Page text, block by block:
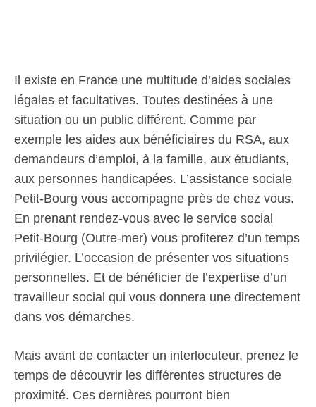
Il existe en France une multitude d’aides sociales
légales et facultatives. Toutes destinées à une
situation ou un public différent. Comme par
exemple les aides aux bénéficiaires du RSA, aux
demandeurs d’emploi, à la famille, aux étudiants,
aux personnes handicapées. L’assistance sociale
Petit-Bourg vous accompagne près de chez vous.
En prenant rendez-vous avec le service social
Petit-Bourg (Outre-mer) vous profiterez d’un temps
privilégier. L’occasion de présenter vos situations
personnelles. Et de bénéficier de l’expertise d’un
travailleur social qui vous donnera une directement
dans vos démarches.
Mais avant de contacter un interlocuteur, prenez le
temps de découvrir les différentes structures de
proximité. Ces dernières pourront bien